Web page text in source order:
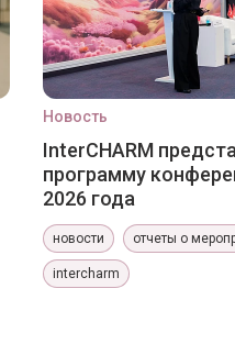
Новость
InterCHARM
программу
2026 года
новости отчеты о
intercharm